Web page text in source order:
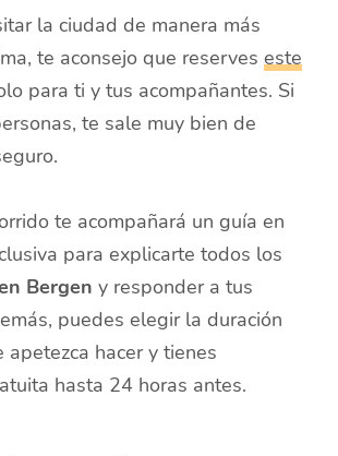
la ciudad de manera más
te aconsejo que reserveseste
para ti y tus acompañantes. Si
te sale muy bien de
te acompañará un guía en
para explicarte todos los
Bergeny responder a tus
puedes elegir la duración
hacer y tienes
hasta 24 horas antes.